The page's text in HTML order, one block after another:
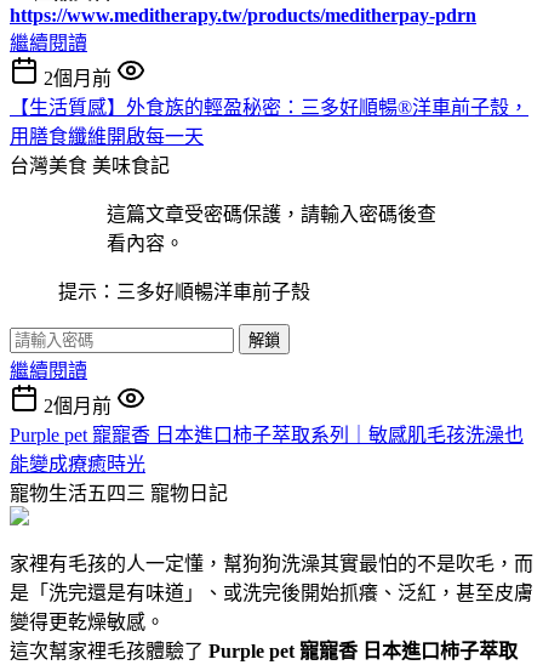
https://www.meditherapy.tw/products/meditherpay-pdrn
繼續閱讀
2個月前
【生活質感】外食族的輕盈秘密：三多好順暢®洋車前子殼，
用膳食纖維開啟每一天
台灣美食 美味食記
這篇文章受密碼保護，請輸入密碼後查
看內容。
提示：三多好順暢洋車前子殼
解鎖
繼續閱讀
2個月前
Purple pet 寵寵香 日本進口柿子萃取系列｜敏感肌毛孩洗澡也
能變成療癒時光
寵物生活五四三 寵物日記
家裡有毛孩的人一定懂，幫狗狗洗澡其實最怕的不是吹毛，而
是「洗完還是有味道」、或洗完後開始抓癢、泛紅，甚至皮膚
變得更乾燥敏感。
這次幫家裡毛孩體驗了 Purple pet 寵寵香 日本進口柿子萃取